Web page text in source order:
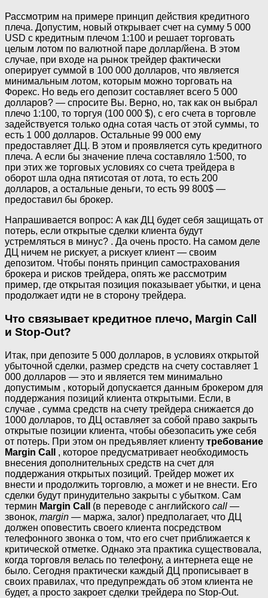
Рассмотрим на примере принцип действия кредитного
плеча. Допустим, новый открывает счет на сумму 5 000
USD с кредитным плечом 1:100 и решает торговать
целым лотом по валютной паре доллар/йена. В этом
случае, при входе на рынок трейдер фактически
оперирует суммой в 100 000 долларов, что является
минимальным лотом, которым можно торговать на
Форекс. Но ведь его депозит составляет всего 5 000
долларов? — спросите Вы. Верно, но, так как он выбрал
плечо 1:100, то торгуя (100 000 $), с его счета в торговле
задействуется только одна сотая часть от этой суммы, то
есть 1 000 долларов. Остальные 99 000 ему
предоставляет ДЦ. В этом и проявляется суть кредитного
плеча. А если бы значение плеча составляло 1:500, то
при этих же торговых условиях со счета трейдера в
оборот шла одна пятисотая от лота, то есть 200
долларов, а остальные деньги, то есть 99 800$ —
предоставил бы брокер.
Напрашивается вопрос: А как ДЦ будет себя защищать от
потерь, если открытые сделки клиента будут
устремляться в минус? . Да очень просто. На самом деле
ДЦ ничем не рискует, а рискует клиент — своим
депозитом. Чтобы понять принцип самострахования
брокера и рисков трейдера, опять же рассмотрим
пример, где открытая позиция показывает убытки, и цена
продолжает идти не в сторону трейдера.
Что связывает кредитное плечо, Margin Call
и Stop-Out?
Итак, при депозите 5 000 долларов, в условиях открытой
убыточной сделки, размер средств на счету составляет 1
000 долларов — это и является тем минимально
допустимым , который допускается данным брокером для
поддержания позиций клиента открытыми. Если, в
случае , сумма средств на счету трейдера снижается до
1000 долларов, то ДЦ оставляет за собой право закрыть
открытые позиции клиента, чтобы обезопасить уже себя
от потерь. При этом он предъявляет клиенту требование
Margin Call , которое предусматривает необходимость
внесения дополнительных средств на счет для
поддержания открытых позиций. Трейдер может их
внести и продолжить торговлю, а может и не внести. Его
сделки будут принудительно закрыты с убытком. Сам
термин Margin Call (в переводе с английского call —
звонок, margin — маржа, залог) предполагает, что ДЦ
должен оповестить своего клиента посредством
телефонного звонка о том, что его счет приближается к
критической отметке. Однако эта практика существовала,
когда торговля велась по телефону, а интернета еще не
было. Сегодня практически каждый ДЦ прописывает в
своих правилах, что предупреждать об этом клиента не
будет, а просто закроет сделки трейдера по Stop-Out.